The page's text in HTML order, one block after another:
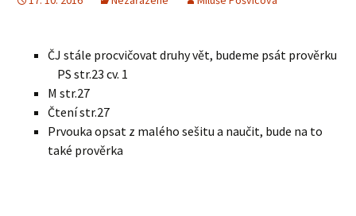
ČJ stále procvičovat druhy vět, budeme psát prověrku
PS str.23 cv. 1
M str.27
Čtení str.27
Prvouka opsat z malého sešitu a naučit, bude na to
také prověrka